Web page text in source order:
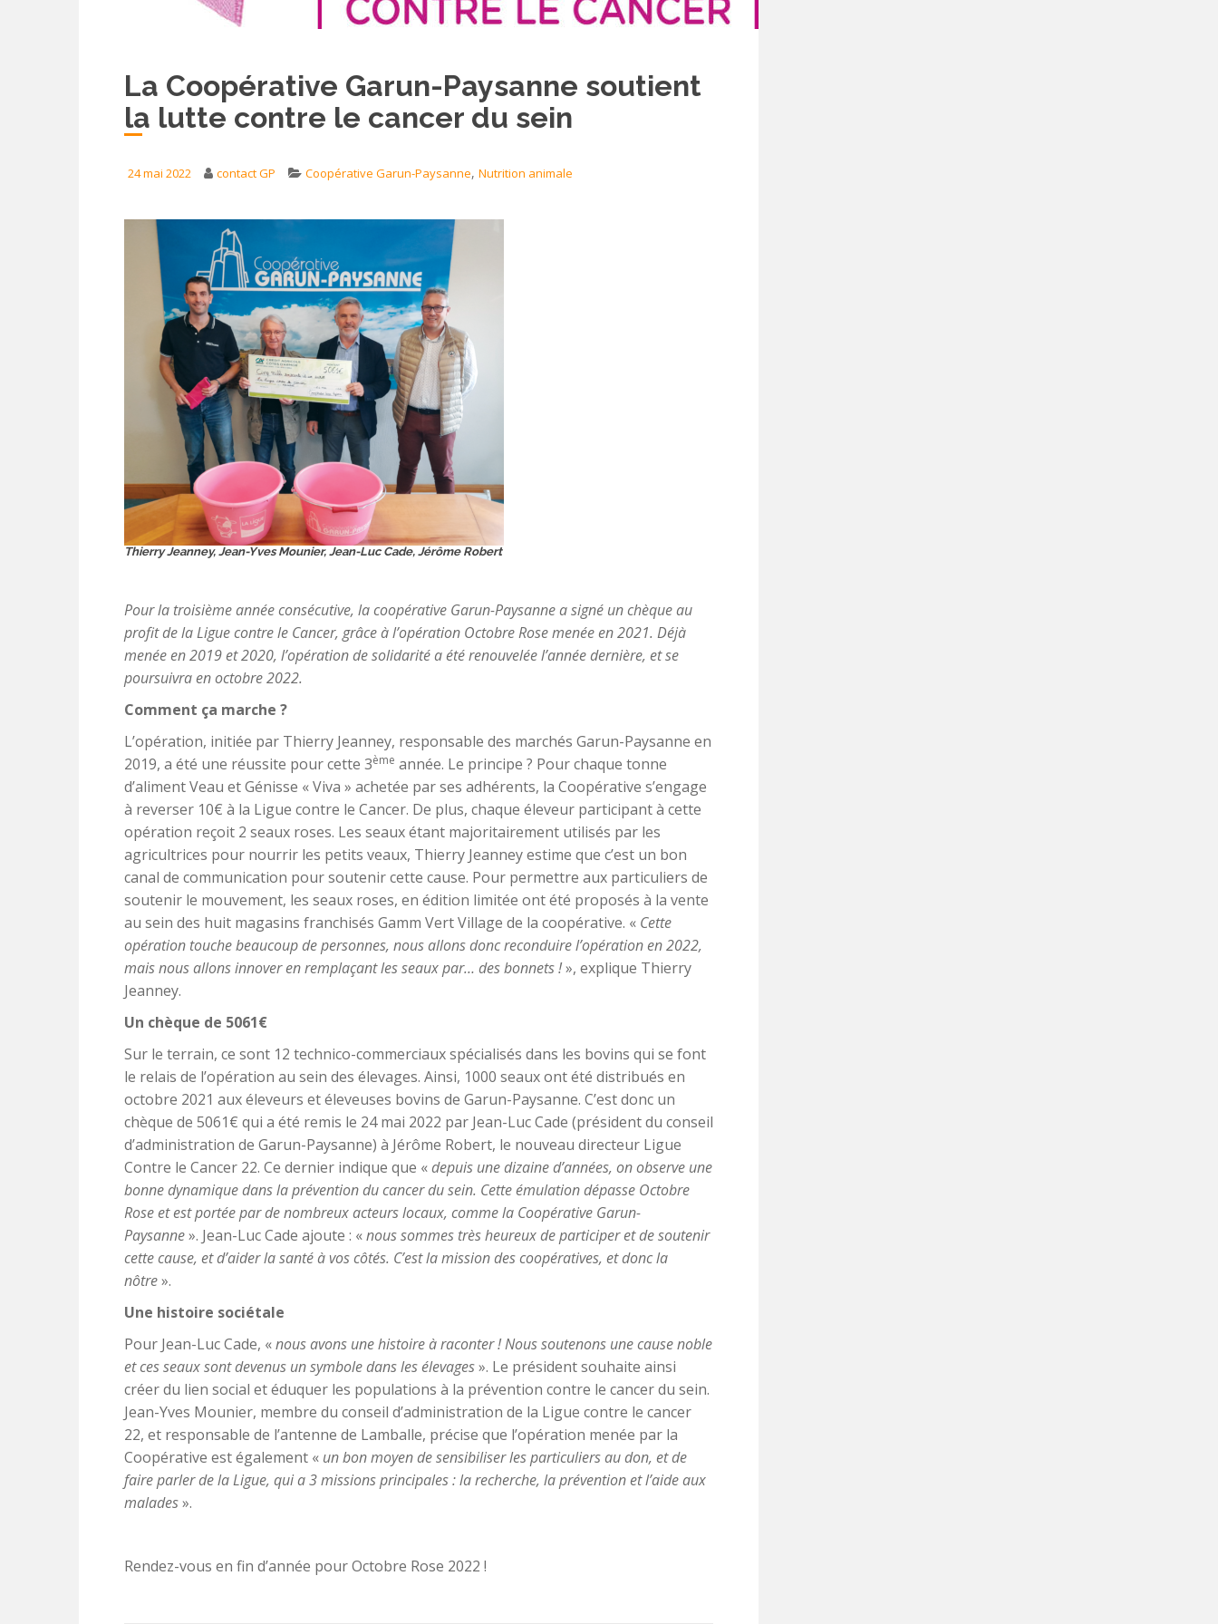
La Coopérative Garun-Paysanne soutient
la lutte contre le cancer du sein
24 mai 2022 contact GP Coopérative Garun-Paysanne, Nutrition animale
Thierry Jeanney, Jean-Yves Mounier, Jean-Luc Cade, Jérôme Robert
Pour la troisième année consécutive, la coopérative Garun-Paysanne a signé un chèque au
profit de la Ligue contre le Cancer, grâce à l’opération Octobre Rose menée en 2021. Déjà
menée en 2019 et 2020, l’opération de solidarité a été renouvelée l’année dernière, et se
poursuivra en octobre 2022.
Comment ça marche ?
L’opération, initiée par Thierry Jeanney, responsable des marchés Garun-Paysanne en
2019, a été une réussite pour cette 3ème année. Le principe ? Pour chaque tonne
d’aliment Veau et Génisse « Viva » achetée par ses adhérents, la Coopérative s’engage
à reverser 10€ à la Ligue contre le Cancer. De plus, chaque éleveur participant à cette
opération reçoit 2 seaux roses. Les seaux étant majoritairement utilisés par les
agricultrices pour nourrir les petits veaux, Thierry Jeanney estime que c’est un bon
canal de communication pour soutenir cette cause. Pour permettre aux particuliers de
soutenir le mouvement, les seaux roses, en édition limitée ont été proposés à la vente
au sein des huit magasins franchisés Gamm Vert Village de la coopérative. « Cette
opération touche beaucoup de personnes, nous allons donc reconduire l’opération en 2022,
mais nous allons innover en remplaçant les seaux par… des bonnets !», explique Thierry
Jeanney.
Un chèque de 5061€
Sur le terrain, ce sont 12 technico-commerciaux spécialisés dans les bovins qui se font
le relais de l’opération au sein des élevages. Ainsi, 1000 seaux ont été distribués en
octobre 2021 aux éleveurs et éleveuses bovins de Garun-Paysanne. C’est donc un
chèque de 5061€ qui a été remis le 24 mai 2022 par Jean-Luc Cade (président du conseil
d’administration de Garun-Paysanne) à Jérôme Robert, le nouveau directeur Ligue
Contre le Cancer 22. Ce dernier indique que «depuis une dizaine d’années, on observe une
bonne dynamique dans la prévention du cancer du sein. Cette émulation dépasse Octobre
Rose et est portée par de nombreux acteurs locaux, comme la Coopérative Garun-
Paysanne». Jean-Luc Cade ajoute : «nous sommes très heureux de participer et de soutenir
cette cause, et d’aider la santé à vos côtés. C’est la mission des coopératives, et donc la
nôtre».
Une histoire sociétale
Pour Jean-Luc Cade, «nous avons une histoire à raconter ! Nous soutenons une cause noble
et ces seaux sont devenus un symbole dans les élevages». Le président souhaite ainsi
créer du lien social et éduquer les populations à la prévention contre le cancer du sein.
Jean-Yves Mounier, membre du conseil d’administration de la Ligue contre le cancer
22, et responsable de l’antenne de Lamballe, précise que l’opération menée par la
Coopérative est également « un bon moyen de sensibiliser les particuliers au don, et de
faire parler de la Ligue, qui a 3 missions principales : la recherche, la prévention et l’aide aux
malades».
Rendez-vous en fin d’année pour Octobre Rose 2022 !